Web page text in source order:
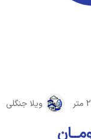
ویلا جنگلی